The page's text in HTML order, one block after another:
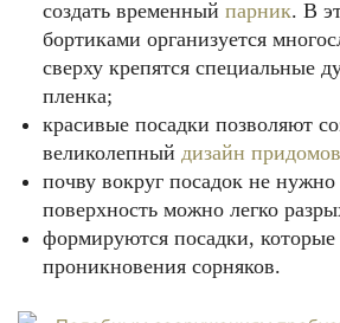
создать временный парник. В
бортиками организуется
сверху крепятся специальные
пленка;
красивые посадки позволяют
великолепный дизайн
почву вокруг посадок не
поверхность можно легко
формируются посадки,
проникновения сорняков.